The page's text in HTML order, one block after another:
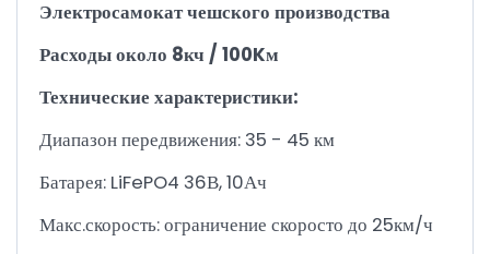
Электросамокат чешского производства
Расходы около 8кч / 100Kм
Технические характеристики:
Диапазон передвижения: 35 - 45 км
Батарея: LiFePO4 36В, 10Ач
Макс.скорость: ограничение скоросто до 25км/ч